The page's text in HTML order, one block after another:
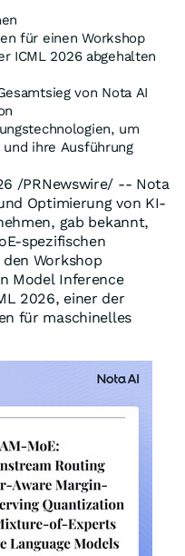
für einen Workshop
ICML 2026 abgehalten
von Nota AI
um
ihre Ausführung
/PRNewswire/ -- Nota
Optimierung von KI-
gab bekannt,
spezifischen
Workshop
Model Inference
2026, einer der
für maschinelles